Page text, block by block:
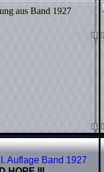
Auflage Band 1927